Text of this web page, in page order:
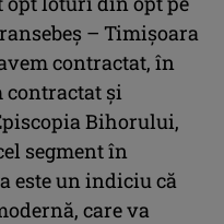
– Timişoara
contractat, în
contractat şi
Bihorului,
segment în
este un indiciu că
care va